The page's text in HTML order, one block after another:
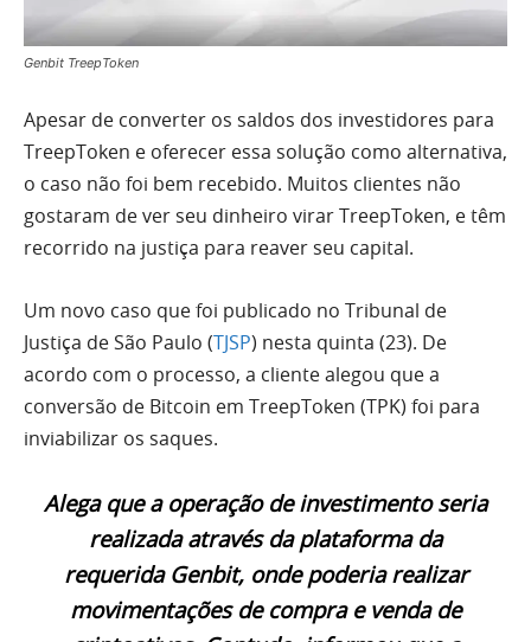
Genbit TreepToken
Apesar de converter os saldos dos investidores para
TreepToken e oferecer essa solução como alternativa,
o caso não foi bem recebido. Muitos clientes não
gostaram de ver seu dinheiro virar TreepToken, e têm
recorrido na justiça para reaver seu capital.
Um novo caso que foi publicado no Tribunal de
Justiça de São Paulo (TJSP) nesta quinta (23). De
acordo com o processo, a cliente alegou que a
conversão de Bitcoin em TreepToken (TPK) foi para
inviabilizar os saques.
Alega que a operação de investimento seria
realizada através da plataforma da
requerida Genbit, onde poderia realizar
movimentações de compra e venda de